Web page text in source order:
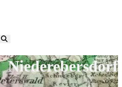
Niederebersdorf